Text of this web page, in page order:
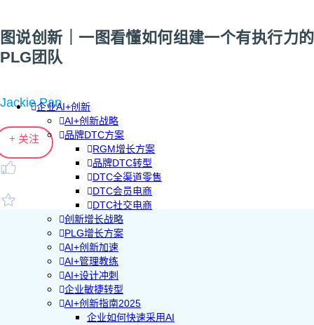
企业AI+创新
AI+创新战略
品牌DTC方案
RGM增长方案
品牌DTC转型
DTC全渠道零售
DTC会员电商
DTC社交电商
创新增长战略
PLG增长方案
AI+创新加速
AI+管理教练
AI+设计冲刺
企业敏捷转型
AI+创新指南2025
企业如何快速采用AI
图说创新｜一图看懂如何组建一个有执行力的
PLG团队
Jackie Pan
+ 关注